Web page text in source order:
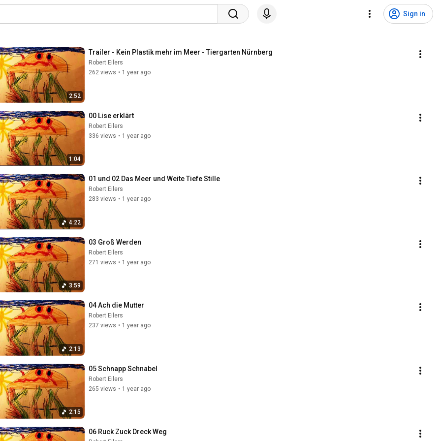
Sign in
2:52
Trailer - Kein Plastik mehr im Meer - Tiergarten Nürnberg
Robert Eilers
262 views • 1 year ago
1:04
00 Lise erklärt
Robert Eilers
336 views • 1 year ago
4:22
01 und 02 Das Meer und Weite Tiefe Stille
Robert Eilers
283 views • 1 year ago
3:59
03 Groß Werden
Robert Eilers
271 views • 1 year ago
2:13
04 Ach die Mutter
Robert Eilers
237 views • 1 year ago
2:15
05 Schnapp Schnabel
Robert Eilers
265 views • 1 year ago
06 Ruck Zuck Dreck Weg